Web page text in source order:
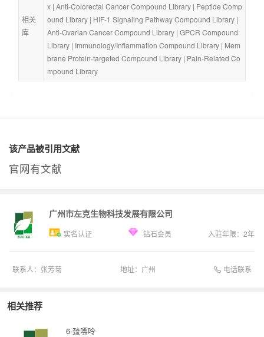
相关
库
x | Anti-Colorectal Cancer Compound Library | Peptide Comp
ound Library | HIF-1 Signaling Pathway Compound Library
Anti-Ovarian Cancer Compound Library | GPCR Compound
Library | Immunology/Inflammation Compound Library | Mem
brane Protein-targeted Compound Library | Pain-Related Co
mpound Library
该产品被引用文献
官网有文献
广州市左克生物科技发展有限公司
实名认证 钻石会员 入驻年限： 2年
联系人： 张芳菊 地址： 广州 电话联系
相关推荐
6-巯嘌呤